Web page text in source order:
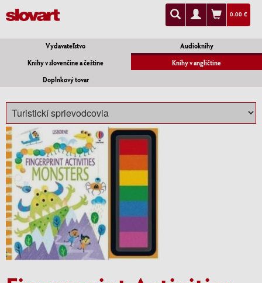
0.00 €
Vydavateľstvo
Audioknihy
Knihy v slovenčine a češtine
Knihy v angličtine
Doplnkový tovar